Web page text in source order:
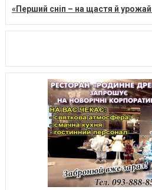
«Перший сніп – на щастя й